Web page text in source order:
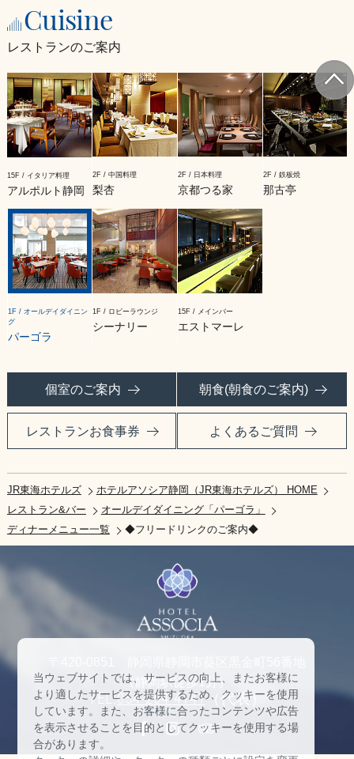
Cuisine
レストランのご案内
15F / イタリア料理
アルポルト静岡
2F / 中国料理
梨杏
2F / 日本料理
京都つる家
2F / 鉄板焼
那古亭
1F / オールデイダイニン
グ
パーゴラ
1F / ロビーラウンジ
シーナリー
15F / メインバー
エストマーレ
個室のご案内 朝食(朝食のご案内)
レストランお食事券 よくあるご質問
JR東海ホテルズ
ホテルアソシア静岡（JR東海ホテルズ） HOME
レストラン&バー
オールデイダイニング「パーゴラ」
ディナーメニュー一覧
◆フリードリンクのご案内◆
（静岡駅徒歩1分）
TEL:054-254-4141（代表）
当ウェブサイトでは、サービスの向上、またお客様に
より適したサービスを提供するため、クッキーを使用
しています。また、お客様に合ったコンテンツや広告
を表示させることを目的としてクッキーを使用する場
合があります。